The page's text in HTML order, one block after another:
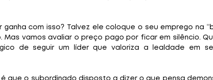
com isso? Talvez ele coloque o seu emprego na
Mas vamos avaliar o preço pago por ficar em silêncio.
de seguir um líder que valoriza a lealdade em
que o subordinado disposto a dizer o que pensa